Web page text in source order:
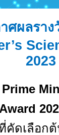
ศผลราง
2023
Prime
คัดเลือก